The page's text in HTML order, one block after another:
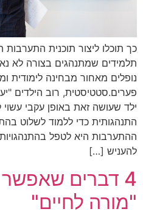
כך תוכלו ליצור תוכנית
תלמידים שמתנהגים בצורה לא
נופלים מאחור מבחינה לימודית
פערים.סטטיסטית, רוב הילדים
ילד שעושה זאת באופן עקבי
התנהגותית כדי ללמוד לשלוט
ההתערבות היא לטפל בהתנהגויות
להעניש […]
4 דברים
"מורה לחיים"